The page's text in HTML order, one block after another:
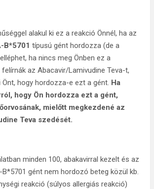
alakul ki ez a reakció Önnél, ha az
B*5701 típusú gént hordozza (de a
ha nincs meg Önben ez a
az Abacavir/Lamivudine Teva-t,
Önt, hogy hordozza-e ezt a gént. Ha
hogy Ön hordozza ezt a gént,
mielőtt megkezdené az
Teva szedését.
minden 100, abakavirral kezelt és az
gént nem hordozó beteg közül kb.
reakció (súlyos allergiás reakció)